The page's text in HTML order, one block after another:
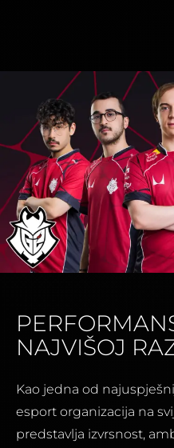
NAJVIŠOJ
Kao jedna od
esport organizacija na
predstavlja izvrsnost,